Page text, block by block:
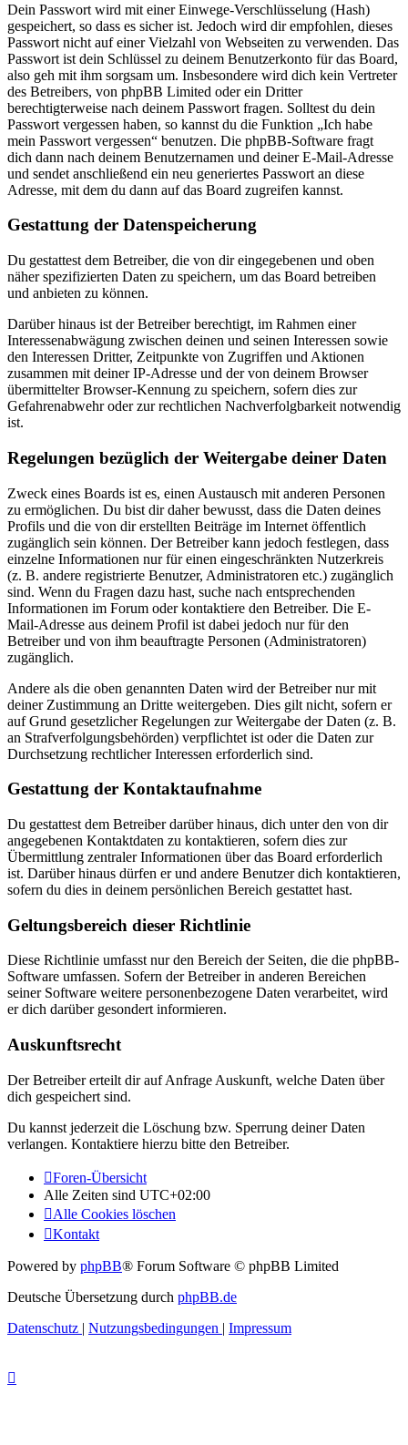
Dein Passwort wird mit einer Einwege-Verschlüsselung (Hash)
gespeichert, so dass es sicher ist. Jedoch wird dir empfohlen, dieses
Passwort nicht auf einer Vielzahl von Webseiten zu verwenden. Das
Passwort ist dein Schlüssel zu deinem Benutzerkonto für das Board,
also geh mit ihm sorgsam um. Insbesondere wird dich kein Vertreter
des Betreibers, von phpBB Limited oder ein Dritter
berechtigterweise nach deinem Passwort fragen. Solltest du dein
Passwort vergessen haben, so kannst du die Funktion „Ich habe
mein Passwort vergessen“ benutzen. Die phpBB-Software fragt
dich dann nach deinem Benutzernamen und deiner E-Mail-Adresse
und sendet anschließend ein neu generiertes Passwort an diese
Adresse, mit dem du dann auf das Board zugreifen kannst.
Gestattung der Datenspeicherung
Du gestattest dem Betreiber, die von dir eingegebenen und oben
näher spezifizierten Daten zu speichern, um das Board betreiben
und anbieten zu können.
Darüber hinaus ist der Betreiber berechtigt, im Rahmen einer
Interessenabwägung zwischen deinen und seinen Interessen sowie
den Interessen Dritter, Zeitpunkte von Zugriffen und Aktionen
zusammen mit deiner IP-Adresse und der von deinem Browser
übermittelter Browser-Kennung zu speichern, sofern dies zur
Gefahrenabwehr oder zur rechtlichen Nachverfolgbarkeit notwendig
ist.
Regelungen bezüglich der Weitergabe deiner Daten
Zweck eines Boards ist es, einen Austausch mit anderen Personen
zu ermöglichen. Du bist dir daher bewusst, dass die Daten deines
Profils und die von dir erstellten Beiträge im Internet öffentlich
zugänglich sein können. Der Betreiber kann jedoch festlegen, dass
einzelne Informationen nur für einen eingeschränkten Nutzerkreis
(z. B. andere registrierte Benutzer, Administratoren etc.) zugänglich
sind. Wenn du Fragen dazu hast, suche nach entsprechenden
Informationen im Forum oder kontaktiere den Betreiber. Die E-
Mail-Adresse aus deinem Profil ist dabei jedoch nur für den
Betreiber und von ihm beauftragte Personen (Administratoren)
zugänglich.
Andere als die oben genannten Daten wird der Betreiber nur mit
deiner Zustimmung an Dritte weitergeben. Dies gilt nicht, sofern er
auf Grund gesetzlicher Regelungen zur Weitergabe der Daten (z. B.
an Strafverfolgungsbehörden) verpflichtet ist oder die Daten zur
Durchsetzung rechtlicher Interessen erforderlich sind.
Gestattung der Kontaktaufnahme
Du gestattest dem Betreiber darüber hinaus, dich unter den von dir
angegebenen Kontaktdaten zu kontaktieren, sofern dies zur
Übermittlung zentraler Informationen über das Board erforderlich
ist. Darüber hinaus dürfen er und andere Benutzer dich kontaktieren,
sofern du dies in deinem persönlichen Bereich gestattet hast.
Geltungsbereich dieser Richtlinie
Diese Richtlinie umfasst nur den Bereich der Seiten, die die phpBB-
Software umfassen. Sofern der Betreiber in anderen Bereichen
seiner Software weitere personenbezogene Daten verarbeitet, wird
er dich darüber gesondert informieren.
Auskunftsrecht
Der Betreiber erteilt dir auf Anfrage Auskunft, welche Daten über
dich gespeichert sind.
Du kannst jederzeit die Löschung bzw. Sperrung deiner Daten
verlangen. Kontaktiere hierzu bitte den Betreiber.
Foren-Übersicht
Alle Zeiten sind UTC+02:00
Alle Cookies löschen
Kontakt
Powered by phpBB® Forum Software © phpBB Limited
Deutsche Übersetzung durch phpBB.de
Datenschutz | Nutzungsbedingungen | Impressum